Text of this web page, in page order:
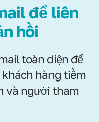
để liên
hồi
toàn diện để
hàng tiềm
và người tham